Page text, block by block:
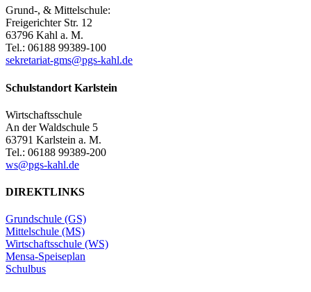
Grund-, & Mittelschule:
Freigerichter Str. 12
63796 Kahl a. M.
Tel.: 06188 99389-100
sekretariat-gms@pgs-kahl.de
Schulstandort Karlstein
Wirtschaftsschule
An der Waldschule 5
63791 Karlstein a. M.
Tel.: 06188 99389-200
ws@pgs-kahl.de
DIREKTLINKS
Grundschule (GS)
Mittelschule (MS)
Wirtschaftsschule (WS)
Mensa-Speiseplan
Schulbus